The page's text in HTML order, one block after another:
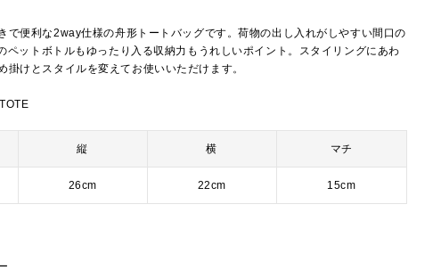
で便利な2way仕様の舟形トートバッグです。荷物の出し入れがしやすい間口の
ペットボトルもゆったり入る収納力もうれしいポイント。スタイリングにあわ
掛けとスタイルを変えてお使いいただけます。
縦 横 マチ
26cm 22cm 15cm